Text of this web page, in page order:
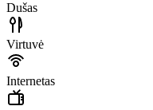
Dušas
Virtuvė
Internetas